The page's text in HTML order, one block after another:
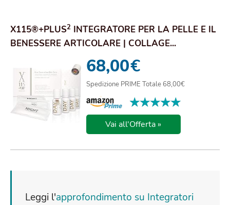
X115®+PLUS2 INTEGRATORE PER LA PELLE E IL
BENESSERE ARTICOLARE | COLLAGE...
68,00€
Spedizione PRIME Totale 68,00€
★★★★★
★★★★★
Vai all'Offerta »
Leggi l'approfondimento su Integratori